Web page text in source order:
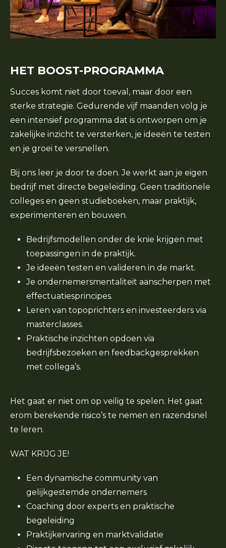
HET BOOST-PROGRAMMA
Succes komt niet door toeval, maar door een
sterke strategie. Gedurende vijf maanden volg je
een intensief programma dat is ontworpen om je
zakelijke inzicht te versterken, je ideeën te testen
en je groei te versnellen.
Bij ons leer je door te doen. Je werkt aan je eigen
bedrijf met directe begeleiding. Geen traditionele
colleges en geen studieboeken, maar praktijk,
experimenteren en bouwen.
Bedrijfsmodellen onder de knie krijgen met
toepassingen in de praktijk.
Je ideeën testen en valideren in de markt.
Je ondernemersmentaliteit aanscherpen met
effectuatiesprincipes.
Leren van topoprichters en investeerders via
masterclasses.
Praktische inzichten opdoen via
bedrijfsbezoeken en feedbackgesprekken
met collega’s.
Het gaat er niet om op veilig te spelen. Het gaat
erom berekende risico’s te nemen en razendsnel
te leren.
WAT KRIJG JE!
Een dynamische community van
gelijkgestemde ondernemers
Coaching door experts en praktische
begeleiding
Praktijkervaring en marktvalidatie